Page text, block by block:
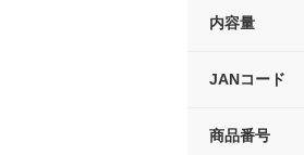
内容量
JANコード
商品番号